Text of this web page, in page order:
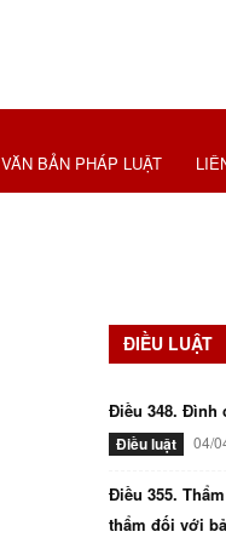
VĂN BẢN PHÁP LUẬT
ĐIỀU LUẬT
Điều 348. Đình
Điều luật 04/
Điều 355.
thẩm đối với